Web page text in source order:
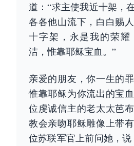
道：“求主使我近十架，
各各他山流下，白白赐
十字架，永是我的荣耀
洁，惟靠耶稣宝血。”
亲爱的朋友，你一生的
惟靠耶稣为你流出的宝
位虔诚信主的老太太芭
教会亲吻耶稣雕像上带
位苏联军官上前问她，